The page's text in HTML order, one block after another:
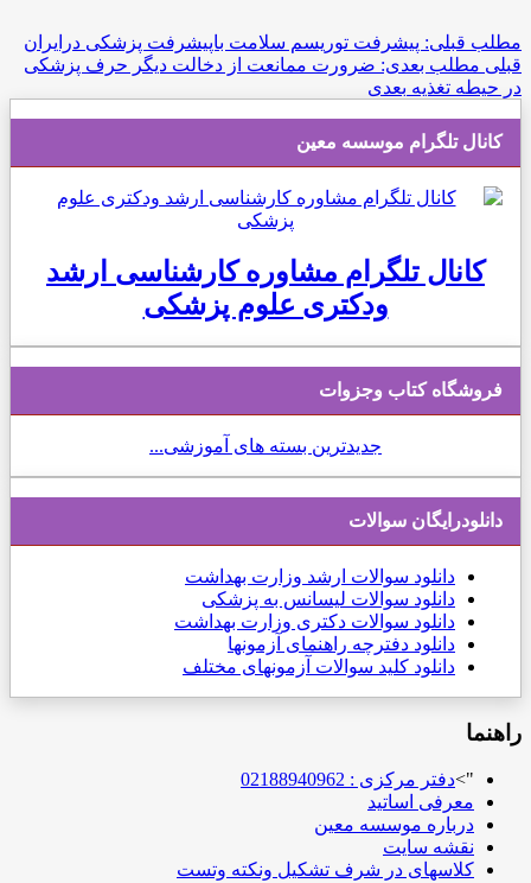
مطلب قبلی: پیشرفت توریسم سلامت باپیشرفت پزشکی درایران
قبلی مطلب بعدی: ضرورت ممانعت از دخالت دیگر حرف پزشکی
در حیطه تغذیه بعدی
کانال تلگرام موسسه معین
کانال تلگرام مشاوره کارشناسی ارشد
ودکتری علوم پزشکی
فروشگاه کتاب وجزوات
جدیدترین بسته های آموزشی...
دانلودرایگان سوالات
دانلود سوالات ارشد وزارت بهداشت
دانلود سوالات لیسانس به پزشکی
دانلود سوالات دکتری وزارت بهداشت
دانلود دفترچه راهنمای آزمونها
دانلود کلید سوالات آزمونهای مختلف
راهنما
">دفتر مرکزی : 02188940962
معرفی اساتید
درباره موسسه معین
نقشه سایت
کلاسهای در شرف تشکیل ونکته وتست